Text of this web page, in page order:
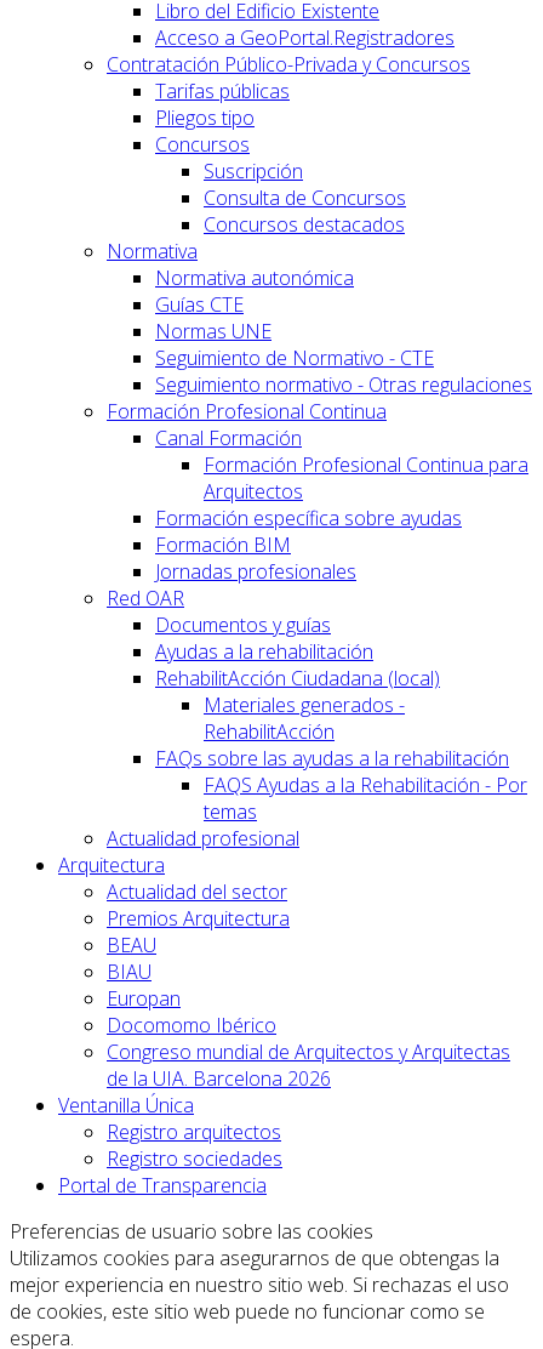
Libro del Edificio Existente
Acceso a GeoPortal.Registradores
Contratación Público-Privada y Concursos
Tarifas públicas
Pliegos tipo
Concursos
Suscripción
Consulta de Concursos
Concursos destacados
Normativa
Normativa autonómica
Guías CTE
Normas UNE
Seguimiento de Normativo - CTE
Seguimiento normativo - Otras regulaciones
Formación Profesional Continua
Canal Formación
Formación Profesional Continua para
Arquitectos
Formación específica sobre ayudas
Formación BIM
Jornadas profesionales
Red OAR
Documentos y guías
Ayudas a la rehabilitación
RehabilitAcción Ciudadana (local)
Materiales generados -
RehabilitAcción
FAQs sobre las ayudas a la rehabilitación
FAQS Ayudas a la Rehabilitación - Por
temas
Actualidad profesional
Arquitectura
Actualidad del sector
Premios Arquitectura
BEAU
BIAU
Europan
Docomomo Ibérico
Congreso mundial de Arquitectos y Arquitectas
de la UIA. Barcelona 2026
Ventanilla Única
Registro arquitectos
Registro sociedades
Portal de Transparencia
Preferencias de usuario sobre las cookies
Utilizamos cookies para asegurarnos de que obtengas la
mejor experiencia en nuestro sitio web. Si rechazas el uso
de cookies, este sitio web puede no funcionar como se
espera.